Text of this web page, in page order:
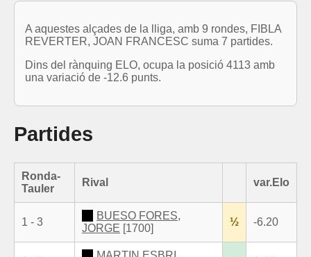
A aquestes alçades de la lliga, amb 9 rondes, FIBLA
REVERTER, JOAN FRANCESC suma 7 partides.
Dins del rànquing ELO, ocupa la posició 4113 amb
una variació de -12.6 punts.
Partides
Ronda-
Tauler
Rival var.Elo
1 - 3
BUESO FORES,
JORGE [1700]
½ -6.20